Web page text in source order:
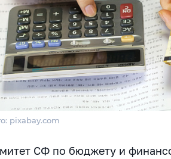
pixabay.com
СФ по бюджету и